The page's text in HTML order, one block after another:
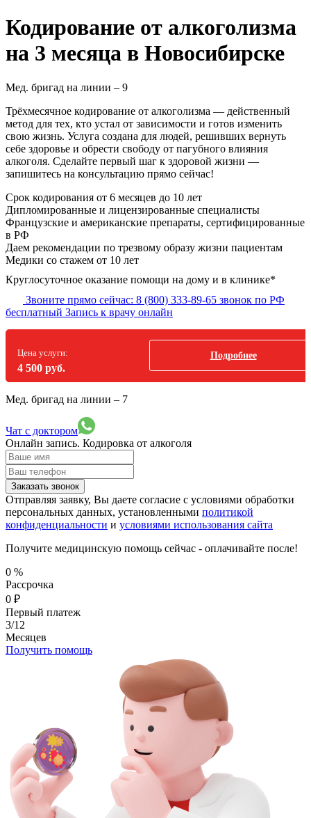
Кодирование от алкоголизма
на 3 месяца в Новосибирске
Мед. бригад на линии – 9
Трёхмесячное кодирование от алкоголизма — действенный
метод для тех, кто устал от зависимости и готов изменить
свою жизнь. Услуга создана для людей, решивших вернуть
себе здоровье и обрести свободу от пагубного влияния
алкоголя. Сделайте первый шаг к здоровой жизни —
запишитесь на консультацию прямо сейчас!
Срок кодирования от 6 месяцев до 10 лет
Дипломированные и лицензированные специалисты
Французские и американские препараты, сертифицированные
в РФ
Даем рекомендации по трезвому образу жизни пациентам
Медики со стажем от 10 лет
Круглосуточное оказание помощи на дому и в клинике*
Звоните прямо сейчас: 8 (800) 333-89-65 звонок по РФ
бесплатный Запись к врачу онлайн
Цена услуги:
4 500 руб.
Подробнее
Мед. бригад на линии – 7
Чат с доктором
Онлайн запись. Кодировка от алкоголя
Заказать звонок
Отправляя заявку, Вы даете согласие с условиями обработки
персональных данных, установленными политикой
конфиденциальности и условиями использования сайта
Получите медицинскую помощь сейчас - оплачивайте после!
0 %
Рассрочка
0 ₽
Первый платеж
3/12
Месяцев
Получить помощь